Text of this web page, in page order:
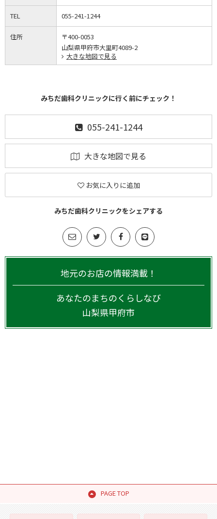
TEL 055-241-1244
住所
〒400-0053
山梨県甲府市大里町4089-2
大きな地図で見る
みちだ歯科クリニックに行く前にチェック！
055-241-1244
大きな地図で見る
お気に入りに追加
みちだ歯科クリニックをシェアする
地元のお店の情報満載！
あなたのまちのくらしなび
山梨県甲府市
PAGE TOP